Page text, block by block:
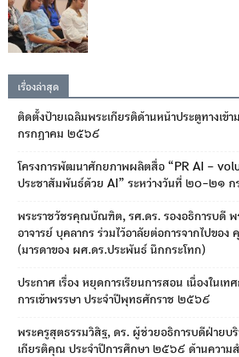
เรื่องล่าสุด
ติดตั้งป้ายเฉลิมพระเกียรติด้านหน้าประตูทางเข้
กรกฎาคม ๒๕๖๙
โครงการพัฒนาศักยภาพผลิตสื่อ “PR AI –
ประชาสัมพันธ์ด้วย AI” ระหว่างวันที่ ๒๐-๒๑
พระราชวัชรคุณบัณฑิต, รศ.ดร. รองอธิการบดี
อาจารย์ บุคลากร ร่วมไว้อาลัยต่อการจากไปขอ
(มารดาของ ผศ.ดร.ประพันธ์ นึกกระโทก)
ประกาศ เรื่อง หยุดการเรียนการสอน เนื่องในเท
การเข้าพรรษา ประจำปีพุทธศักราช ๒๕๖๙
พระครูสุตธรรมวิสิฐ, ดร. ผู้ช่วยอธิการบดีฝ่ายบริ
เกียรติคุณ ประจำปีการศึกษา ๒๕๖๙ ด้านความส